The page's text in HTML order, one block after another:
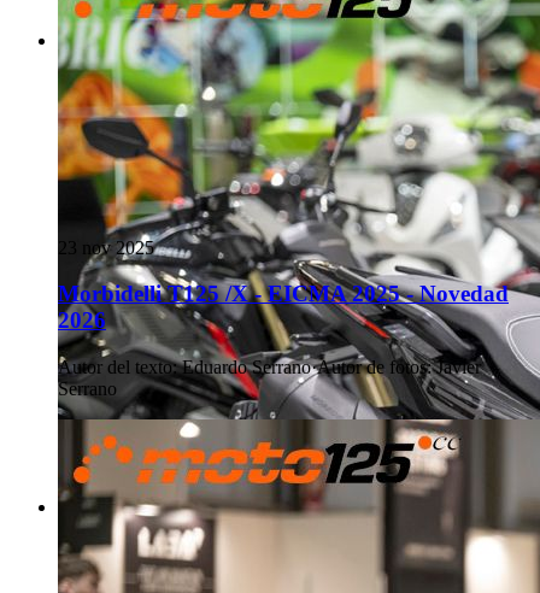
23 nov 2025
Morbidelli T125 /X - EICMA 2025 - Novedad
2026
Autor del texto: Eduardo Serrano·Autor de fotos: Javier
Serrano